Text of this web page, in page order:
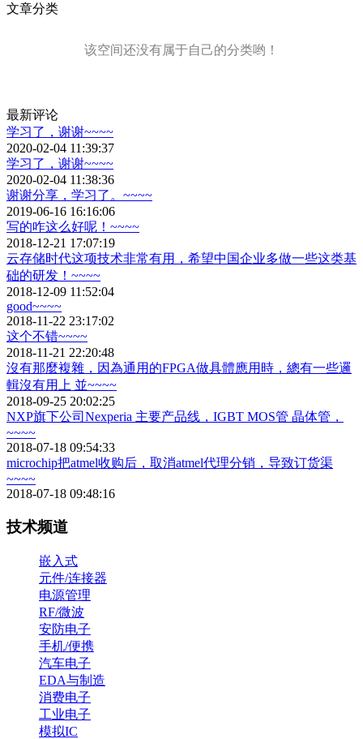
文章分类
该空间还没有属于自己的分类哟！
最新评论
学习了，谢谢~~~~
2020-02-04 11:39:37
学习了，谢谢~~~~
2020-02-04 11:38:36
谢谢分享，学习了。~~~~
2019-06-16 16:16:06
写的咋这么好呢！~~~~
2018-12-21 17:07:19
云存储时代这项技术非常有用，希望中国企业多做一些这类基
础的研发！~~~~
2018-12-09 11:52:04
good~~~~
2018-11-22 23:17:02
这个不错~~~~
2018-11-21 22:20:48
沒有那麼複雜，因為通用的FPGA做具體應用時，總有一些邏
輯沒有用上 並~~~~
2018-09-25 20:02:25
NXP旗下公司Nexperia 主要产品线，IGBT MOS管 晶体管，
~~~~
2018-07-18 09:54:33
microchip把atmel收购后，取消atmel代理分销，导致订货渠
~~~~
2018-07-18 09:48:16
技术频道
嵌入式
元件/连接器
电源管理
RF/微波
安防电子
手机/便携
汽车电子
EDA与制造
消费电子
工业电子
模拟IC